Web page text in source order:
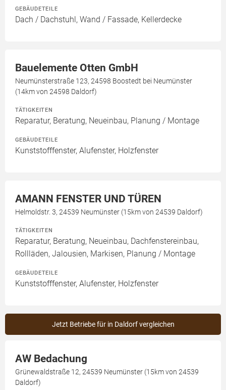
GEBÄUDETEILE
Dach / Dachstuhl, Wand / Fassade, Kellerdecke
Bauelemente Otten GmbH
Neumünsterstraße 123, 24598 Boostedt bei Neumünster
(14km von 24598 Daldorf)
TÄTIGKEITEN
Reparatur, Beratung, Neueinbau, Planung / Montage
GEBÄUDETEILE
Kunststofffenster, Alufenster, Holzfenster
AMANN FENSTER UND TÜREN
Helmoldstr. 3, 24539 Neumünster (15km von 24539 Daldorf)
TÄTIGKEITEN
Reparatur, Beratung, Neueinbau, Dachfenstereinbau,
Rollläden, Jalousien, Markisen, Planung / Montage
GEBÄUDETEILE
Kunststofffenster, Alufenster, Holzfenster
Jetzt Betriebe für in Daldorf vergleichen
AW Bedachung
Grünewaldstraße 12, 24539 Neumünster (15km von 24539
Daldorf)